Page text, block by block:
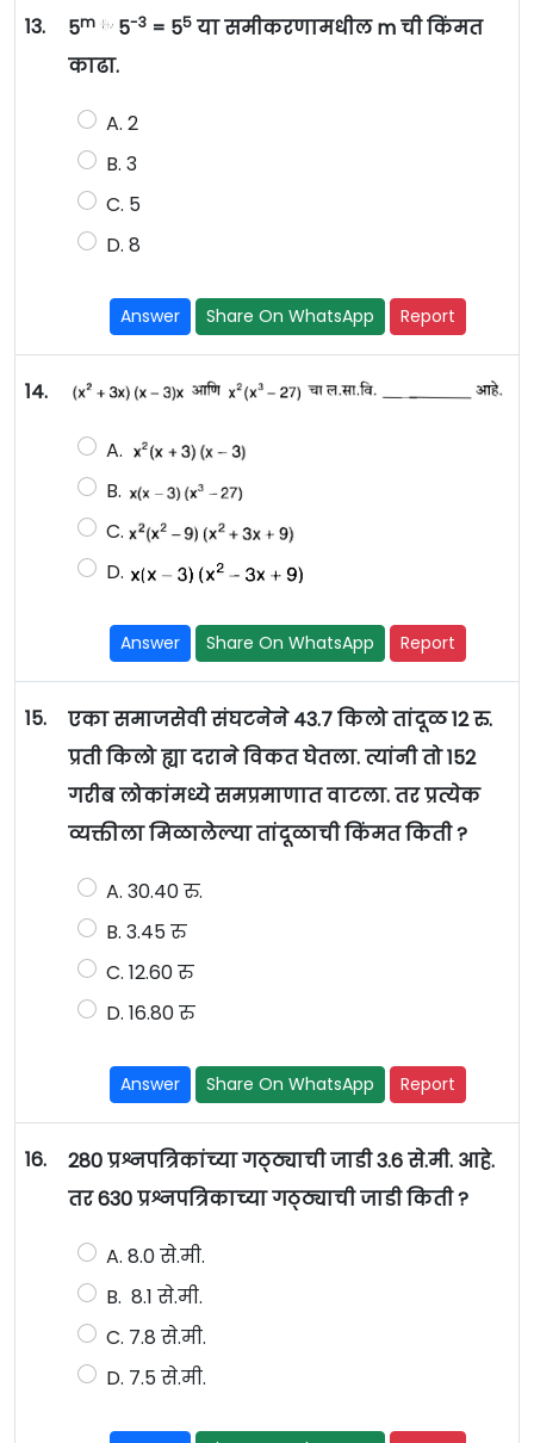
13. 5m 5-3= 55या समीकरणामधील m ची किंमत
काढा.
A. 2
B. 3
C. 5
D. 8
Answer Share On WhatsApp Report
14.
A.
B.
C.
D.
Answer Share On WhatsApp Report
15.
एका समाजसेवी संघटनेने 43.7 किलो तांदूळ 12 रु.
प्रती किलो ह्या दराने विकत घेतला. त्यांनी तो 152
गरीब लोकांमध्ये समप्रमाणात वाटला. तर प्रत्येक
व्यक्तीला मिळालेल्या तांदूळाची किंमत किती ?
A. 30.40 रु.
B. 3.45 रु
C. 12.60 रु
D. 16.80 रु
Answer Share On WhatsApp Report
16.
280 प्रश्नपत्रिकांच्या गठ्ठ्याची जाडी 3.6 से.मी. आहे.
तर 630 प्रश्नपत्रिकाच्या गठ्ठ्याची जाडी किती ?
A. 8.0 से.मी.
B. 8.1 से.मी.
C. 7.8 से.मी.
D. 7.5 से.मी.